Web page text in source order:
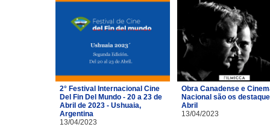
2° Festival Internacional Cine
Del Fin Del Mundo - 20 a 23 de
Abril de 2023 - Ushuaia,
Argentina
13/04/2023
Obra Canadense e
Nacional são os
Abril
13/04/2023